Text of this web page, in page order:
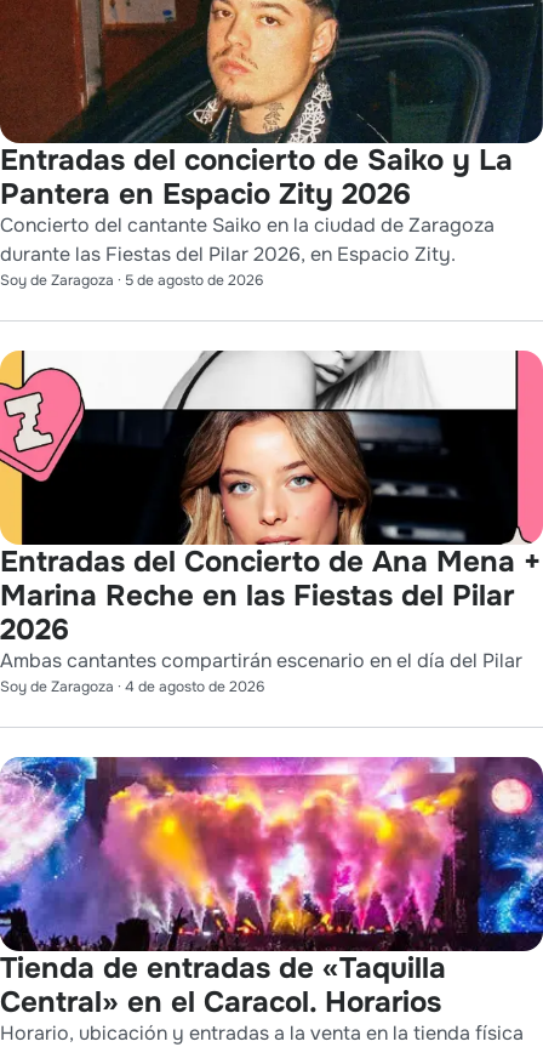
Entradas del concierto de Saiko y La
Pantera en Espacio Zity 2026
Concierto del cantante Saiko en la ciudad de Zaragoza
durante las Fiestas del Pilar 2026, en Espacio Zity.
Soy de Zaragoza · 5 de agosto de 2026
Entradas del Concierto de Ana Mena +
Marina Reche en las Fiestas del Pilar
2026
Ambas cantantes compartirán escenario en el día del Pilar
Soy de Zaragoza · 4 de agosto de 2026
Tienda de entradas de «Taquilla
Central» en el Caracol. Horarios
Horario, ubicación y entradas a la venta en la tienda física